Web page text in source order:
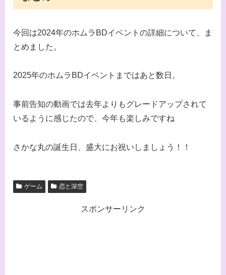
今回は2024年のホムラBDイベントの詳細について、ま
とめました。
2025年のホムラBDイベントまではあと数日。
事前告知の動画では去年よりもグレードアップされて
いるように感じたので、今年も楽しみですね
さかな丸の誕生日、盛大にお祝いしましょう！！
ゲーム 恋と深空
スポンサーリンク